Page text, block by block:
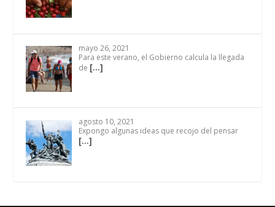
mayo 26, 2021
Para este verano, el Gobierno calcula la llegada
de […]
agosto 10, 2021
Expongo algunas ideas que recojo del pensar
[…]